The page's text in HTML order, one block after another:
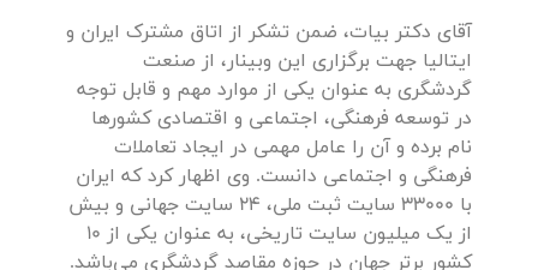
آقای دکتر بیات، ضمن تشکر از اتاق مشترک ایران و
ایتالیا جهت برگزاری این وبینار، از صنعت
گردشگری به عنوان یکی از موارد مهم و قابل توجه
در توسعه فرهنگی، اجتماعی و اقتصادی کشورها
نام برده و آن را عامل مهمی در ایجاد تعاملات
فرهنگی و اجتماعی دانست. وی اظهار کرد که ایران
با 33000 سایت ثبت ملی، 24 سایت جهانی و بیش
از یک میلیون سایت تاریخی، به عنوان یکی از 10
کشور برتر جهان در حوزه مقاصد گردشگری می‌باشد.